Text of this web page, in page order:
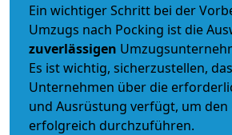
Ein wichtiger Schritt bei der
Umzugs nach Pocking ist die
zuverlässigen
Es ist wichtig, sicherzustellen,
Unternehmen über die
und Ausrüstung verfügt, um den
erfolgreich durchzuführen.